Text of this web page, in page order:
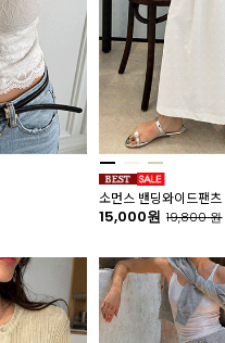
소먼스 밴딩와이드팬츠
15,000원 19,800원